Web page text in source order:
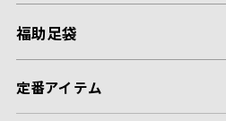
福助足袋
定番アイテム